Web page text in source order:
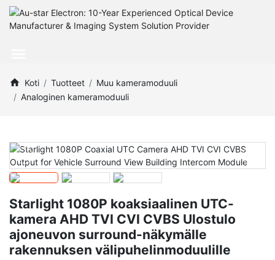
Koti Tuotteet
Muu kameramoduuli
Analoginen kameramoduuli
Starlight 1080P koaksiaalinen UTC-
kamera AHD TVI CVI CVBS Ulostulo
ajoneuvon surround-näkymälle
rakennuksen välipuhelinmoduulille